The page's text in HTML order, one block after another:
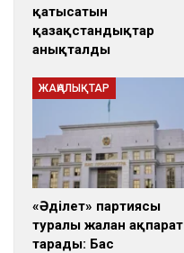
қатысатын
қазақстандықтар
анықталды
ЖАҢАЛЫҚТАР
«Әділет» партиясы
туралы жалған ақпарат
тарады: Бас